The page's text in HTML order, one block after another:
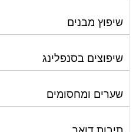
שיפוץ מבנים
שיפוצים בסנפלינג
שערים ומחסומים
תיבות דואר